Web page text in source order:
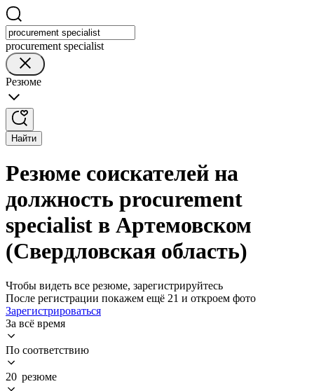
procurement specialist
Резюме
Найти
Резюме соискателей на
должность procurement
specialist в Артемовском
(Свердловская область)
Чтобы видеть все резюме, зарегистрируйтесь
После регистрации покажем ещё 21 и откроем фото
Зарегистрироваться
За всё время
По соответствию
20 резюме